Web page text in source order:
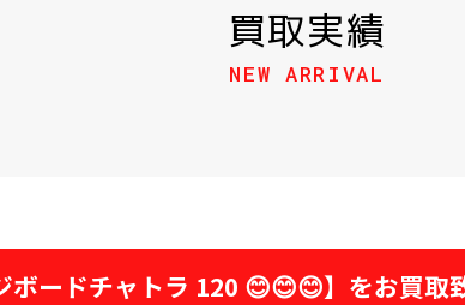
買取実績
NEW ARRIVAL
ボードチャトラ 120 😊😊😊】をお買取